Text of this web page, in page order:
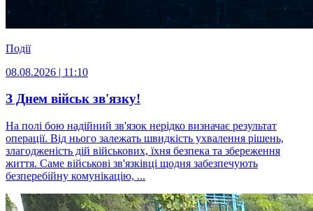
Події
08.08.2026 | 11:10
З Днем військ зв'язку!
На полі бою надійний зв'язок нерідко визначає результат
операції. Від нього залежать швидкість ухвалення рішень,
злагодженість дій військових, їхня безпека та збереження
життя. Саме військові зв'язківці щодня забезпечують
безперебійну комунікацію, ...